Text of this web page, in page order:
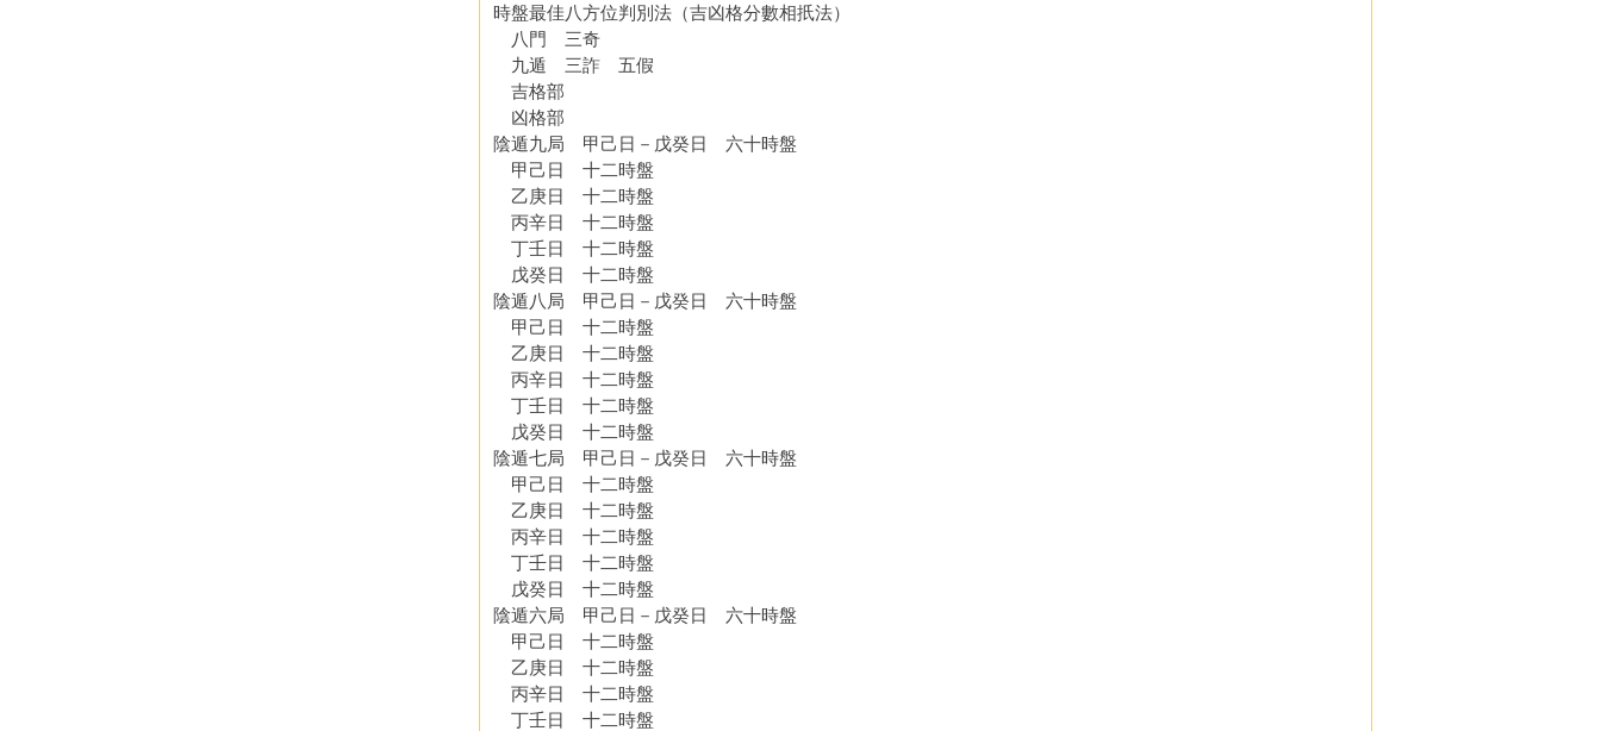
時盤最佳八方位判別法（吉凶格分數相扺法）
八門 三奇
九遁 三詐 五假
吉格部
凶格部
陰遁九局 甲己日－戊癸日 六十時盤
甲己日 十二時盤
乙庚日 十二時盤
丙辛日 十二時盤
丁壬日 十二時盤
戊癸日 十二時盤
陰遁八局 甲己日－戊癸日 六十時盤
甲己日 十二時盤
乙庚日 十二時盤
丙辛日 十二時盤
丁壬日 十二時盤
戊癸日 十二時盤
陰遁七局 甲己日－戊癸日 六十時盤
甲己日 十二時盤
乙庚日 十二時盤
丙辛日 十二時盤
丁壬日 十二時盤
戊癸日 十二時盤
陰遁六局 甲己日－戊癸日 六十時盤
甲己日 十二時盤
乙庚日 十二時盤
丙辛日 十二時盤
丁壬日 十二時盤